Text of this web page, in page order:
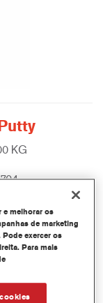
KG
e melhorar os
de marketing
exercer os
Para mais